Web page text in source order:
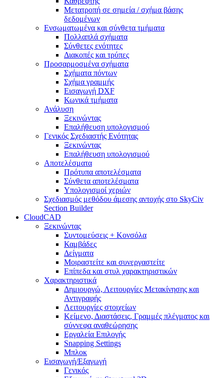
Μετατροπή σε σημεία / σχήμα βάσης
δεδομένων
Ενσωματωμένα και σύνθετα τμήματα
Πολλαπλά σχήματα
Σύνθετες ενότητες
Διακοπές και τρύπες
Προσαρμοσμένα σχήματα
Σχήματα πόντων
Σχήμα γραμμής
Εισαγωγή DXF
Κωνικά τμήματα
Ανάλυση
Ξεκινώντας
Επαλήθευση υπολογισμού
Γενικός Σχεδιαστής Ενότητας
Ξεκινώντας
Επαλήθευση υπολογισμού
Αποτελέσματα
Πρότυπα αποτελέσματα
Σύνθετα αποτελέσματα
Υπολογισμοί χεριών
Σχεδιασμός μεθόδου άμεσης αντοχής στο SkyCiv
Section Builder
CloudCAD
Ξεκινώντας
Συντομεύσεις + Κονσόλα
Καμβάδες
Δείγματα
Μοιραστείτε και συνεργαστείτε
Επίπεδα και στυλ χαρακτηριστικών
Χαρακτηριστικά
Δημιουργώ, Λειτουργίες Μετακίνησης και
Αντιγραφής
Λειτουργίες στοιχείων
Κείμενο, Διαστάσεις, Γραμμές πλέγματος και
σύννεφα αναθεώρησης
Εργαλεία Επιλογής
Snapping Settings
Μπλοκ
Εισαγωγή/Εξαγωγή
Γενικός